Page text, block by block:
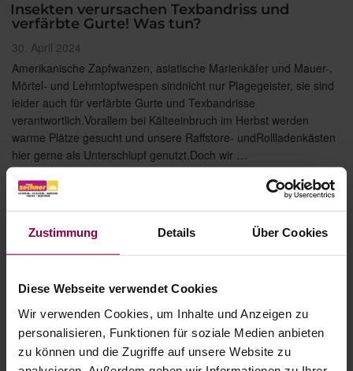
Zustimmung Details Über Cookies
Diese Webseite verwendet Cookies
Wir verwenden Cookies, um Inhalte und Anzeigen zu
personalisieren, Funktionen für soziale Medien anbieten
zu können und die Zugriffe auf unsere Website zu
Insekten verursachen Texbandriss und
verfärbte Gurte! Was tun?
Veröffentlicht
am
30. April 2024
Amerikanische Zapfwanzen, asiatische Marienkäfer und Mauer-,
Mörtel- und Lehmtopfwespen sindnicht nur Plagegeister, sie sind
leider auch für verfärbte Gurte und Texbandrisse
verantwortlich.Vorallem bei Kälteeinbruch im Herbst werden
warme Plätze gesucht und unsere Raffstore- undRollladenkästen
hier gerne als Unterschlupf genutzt.Doch wir …
und
Gurte!
tun?“